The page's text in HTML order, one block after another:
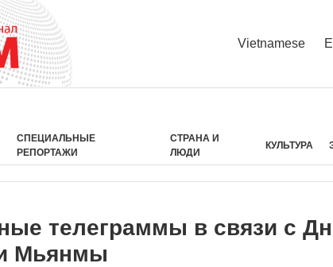
Vietnamese
СПЕЦИАЛЬНЫЕ
РЕПОРТАЖИ
СТРАНА И
ЛЮДИ
КУЛЬТУРА
телеграммы в связи с
Мьянмы